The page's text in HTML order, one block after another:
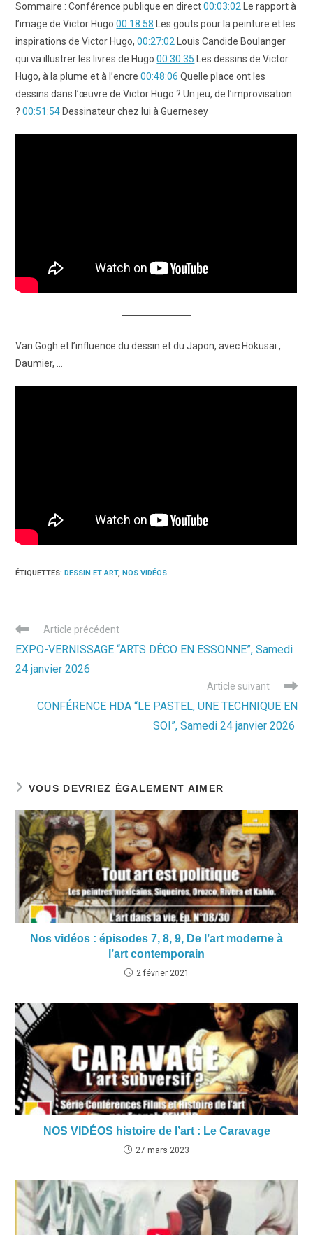
Sommaire : Conférence publique en direct00:03:02 Le rapport à
l’image de Victor Hugo00:18:58 Les gouts pour la peinture et les
inspirations de Victor Hugo,00:27:02 Louis Candide Boulanger
qui va illustrer les livres de Hugo00:30:35 Les dessins de Victor
Hugo, à la plume et à l’encre00:48:06 Quelle place ont les
dessins dans l’œuvre de Victor Hugo ? Un jeu, de l’improvisation
?00:51:54 Dessinateur chez lui à Guernesey
Van Gogh et l’influence du dessin et du Japon, avec Hokusai ,
Daumier, …
ÉTIQUETTES:DESSIN ET ART, NOS VIDÉOS
Read
articles
Article précédent
EXPO-VERNISSAGE “ARTS DÉCO EN ESSONNE”, Samedi
24 janvier 2026
Article suivant
CONFÉRENCE HDA “LE PASTEL, UNE TECHNIQUE EN
SOI”, Samedi 24 janvier 2026
VOUS DEVRIEZ ÉGALEMENT AIMER
Nos vidéos : épisodes 7, 8, 9, De l’art moderne à
l’art contemporain
2 février 2021
NOS VIDÉOS histoire de l’art : Le Caravage
27 mars 2023